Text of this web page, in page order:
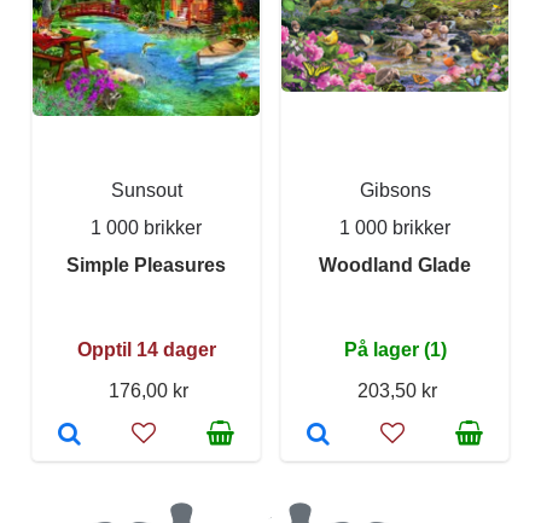
Sunsout
1 000 brikker
Simple Pleasures
Opptil 14 dager
176,00 kr
Gibsons
1 000 brikker
Woodland Glade
På lager (1)
203,50 kr